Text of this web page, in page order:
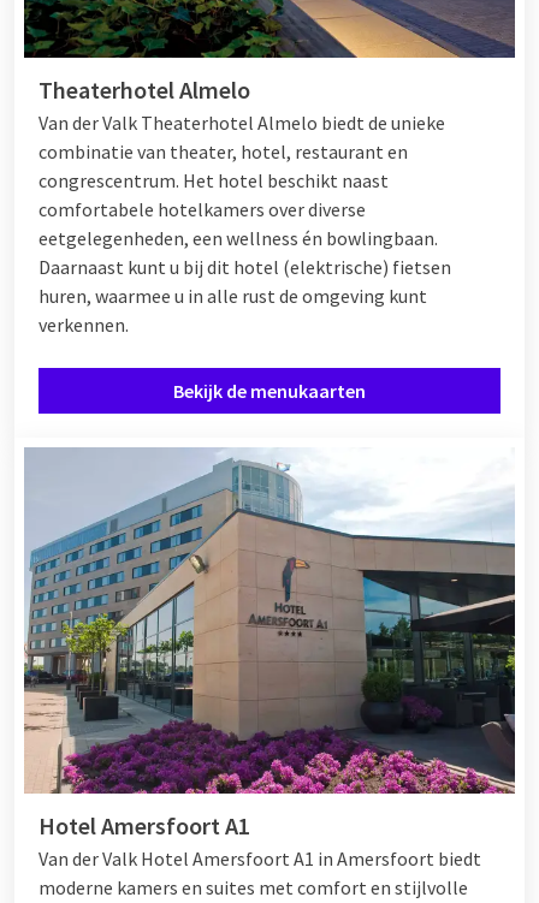
Theaterhotel Almelo
Van der Valk Theaterhotel Almelo biedt de unieke
combinatie van theater, hotel, restaurant en
congrescentrum. Het hotel beschikt naast
comfortabele hotelkamers over diverse
eetgelegenheden, een wellness én bowlingbaan.
Daarnaast kunt u bij dit hotel (elektrische) fietsen
huren, waarmee u in alle rust de omgeving kunt
verkennen.
Bekijk de menukaarten
Hotel Amersfoort A1
Van der Valk Hotel Amersfoort A1 in Amersfoort biedt
moderne kamers en suites met comfort en stijlvolle